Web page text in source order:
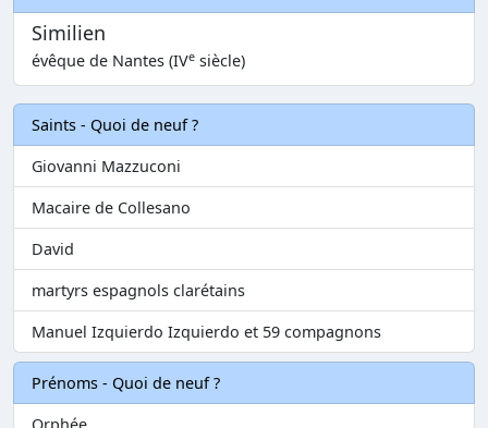
Similien
évêque de Nantes (IVe siècle)
Saints - Quoi de neuf ?
Giovanni Mazzuconi
Macaire de Collesano
David
martyrs espagnols clarétains
Manuel Izquierdo Izquierdo et 59 compagnons
Prénoms - Quoi de neuf ?